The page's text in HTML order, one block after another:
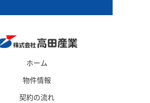
ホーム
物件情報
契約の流れ